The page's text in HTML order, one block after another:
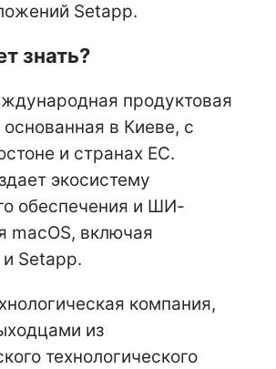
Setapp.
знать?
продуктовая
в Киеве, с
и странах ЕС.
экосистему
обеспечения и ШИ-
macOS, включая
Setapp.
компания,
из
технологического